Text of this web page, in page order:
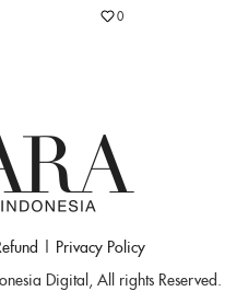
0
Privacy Policy
Digital, All rights Reserved.